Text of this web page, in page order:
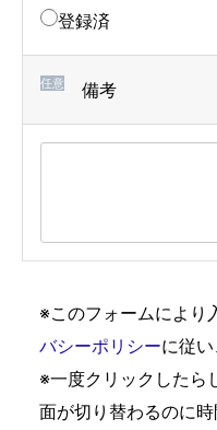
登録済
任意 備考
※このフォームにより
バシーポリシーに従い
※一度クリックしたら
面が切り替わるのに